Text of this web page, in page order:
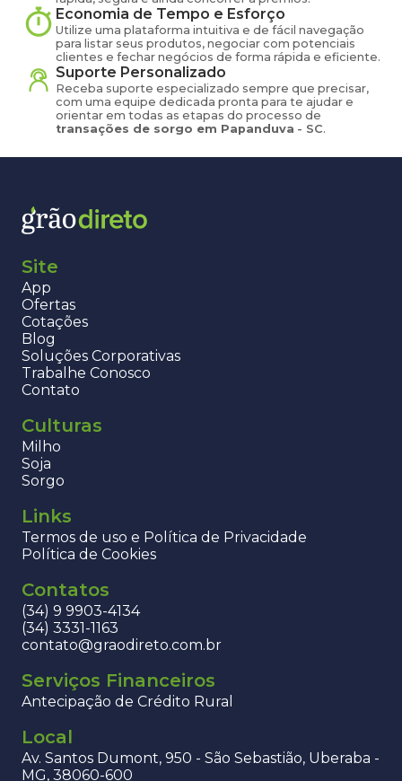
Economia de Tempo e Esforço
Utilize uma plataforma intuitiva e de fácil navegação
para listar seus produtos, negociar com potenciais
clientes e fechar negócios de forma rápida e eficiente.
Suporte Personalizado
Receba suporte especializado sempre que precisar,
com uma equipe dedicada pronta para te ajudar e
orientar em todas as etapas do processo de
transações de sorgo em Papanduva - SC.
Site
App
Ofertas
Cotações
Blog
Soluções Corporativas
Trabalhe Conosco
Contato
Culturas
Milho
Soja
Sorgo
Links
Termos de uso e Política de Privacidade
Política de Cookies
Contatos
(34) 9 9903-4134
(34) 3331-1163
contato@graodireto.com.br
Serviços Financeiros
Antecipação de Crédito Rural
Local
Av. Santos Dumont, 950 - São Sebastião, Uberaba -
MG, 38060-600